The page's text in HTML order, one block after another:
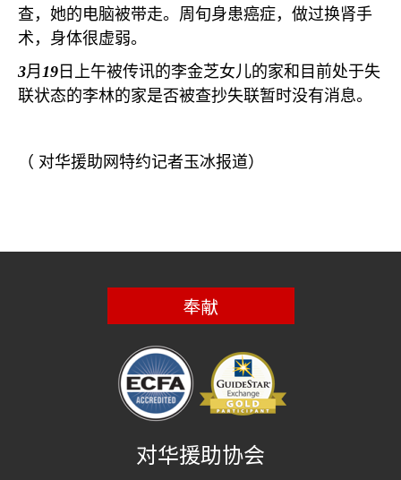
查，她的电脑被带走。周旬身患癌症，做过换肾手
术，身体很虚弱。
3月 19 日上午被传讯的李金芝女儿的家和目前处于失
联状态的李林的家是否被查抄失联暂时没有消息。
（ 对华援助网特约记者玉冰报道）
奉献
对华援助协会